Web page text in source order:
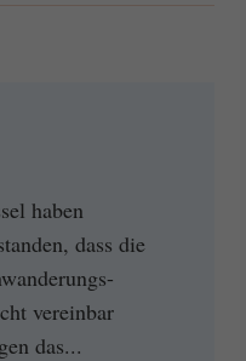
haben
dass die
vereinbar
das...